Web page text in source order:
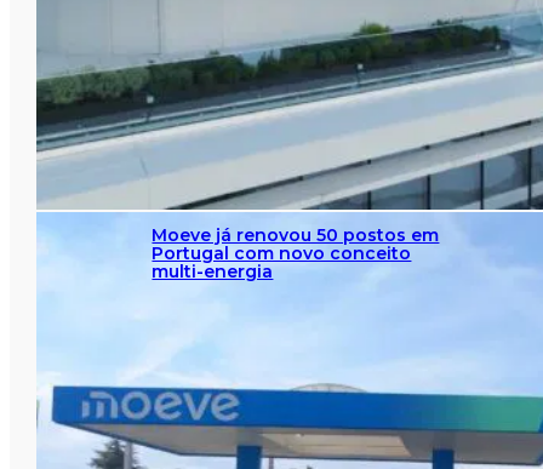
Moeve já renovou 50 postos em
Portugal com novo conceito
multi-energia